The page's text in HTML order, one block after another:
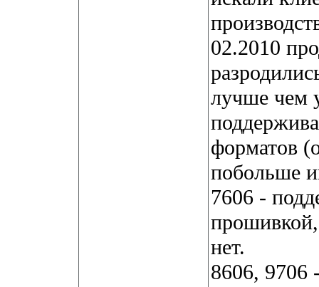
02.2010
лучше чем
форматов
побольше
7606 -
нет.
8606, 9706